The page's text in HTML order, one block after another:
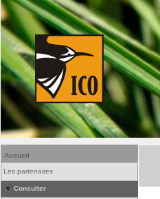
Accueil
Les partenaires
Consulter